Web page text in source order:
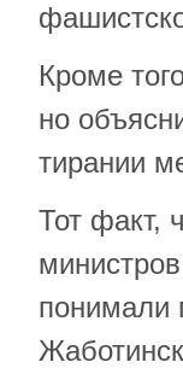
Кроме
но
тирании
Тот факт,
понимали